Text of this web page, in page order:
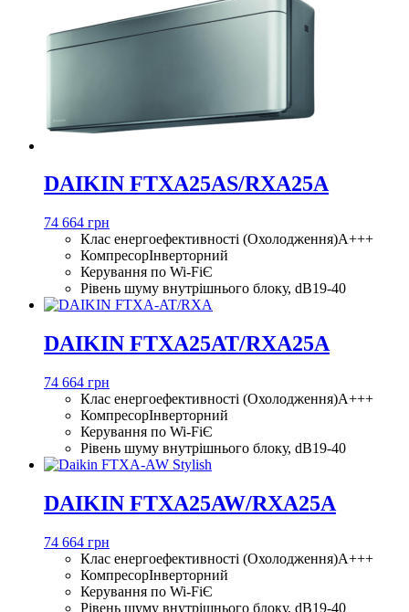
DAIKIN FTXA25AS/RXA25A
74 664 грн
Клас енергоефективності (Охолодження)A+++
КомпресорІнверторний
Керування по Wi-FiЄ
Рівень шуму внутрішнього блоку, dB19-40
DAIKIN FTXA25AT/RXA25A
74 664 грн
Клас енергоефективності (Охолодження)A+++
КомпресорІнверторний
Керування по Wi-FiЄ
Рівень шуму внутрішнього блоку, dB19-40
DAIKIN FTXA25AW/RXA25A
74 664 грн
Клас енергоефективності (Охолодження)A+++
КомпресорІнверторний
Керування по Wi-FiЄ
Рівень шуму внутрішнього блоку, dB19-40